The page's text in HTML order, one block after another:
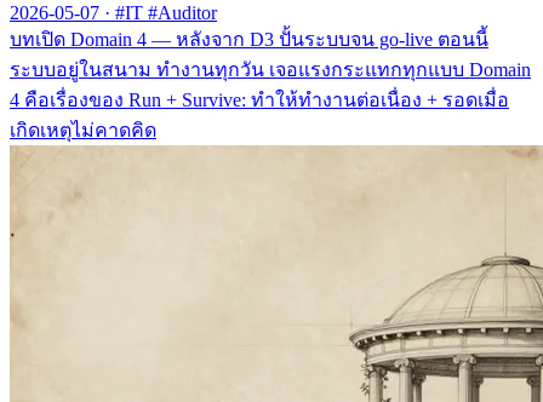
2026-05-07 · #IT #Auditor
บทเปิด Domain 4 — หลังจาก D3 ปั้นระบบจน go-live ตอนนี้
ระบบอยู่ในสนาม ทำงานทุกวัน เจอแรงกระแทกทุกแบบ Domain
4 คือเรื่องของ Run + Survive: ทำให้ทำงานต่อเนื่อง + รอดเมื่อ
เกิดเหตุไม่คาดคิด